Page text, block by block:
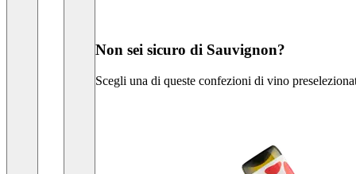
Non sei sicuro di Sauvignon?
Scegli una di queste confezioni di vino